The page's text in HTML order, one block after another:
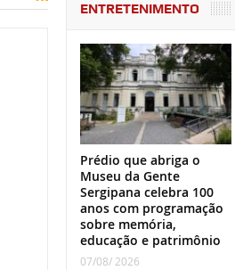
ENTRETENIMENTO
Prédio que abriga o
Museu da Gente
Sergipana celebra 100
anos com programação
sobre memória,
educação e patrimônio
07/08/ 2026